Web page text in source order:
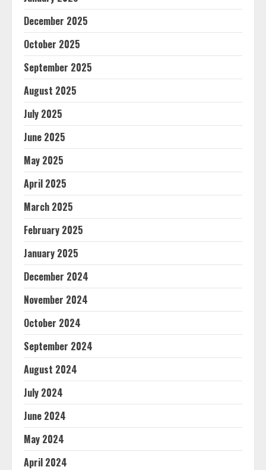
December 2025
October 2025
September 2025
August 2025
July 2025
June 2025
May 2025
April 2025
March 2025
February 2025
January 2025
December 2024
November 2024
October 2024
September 2024
August 2024
July 2024
June 2024
May 2024
April 2024